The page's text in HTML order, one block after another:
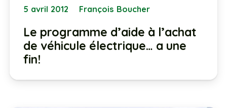
5 avril 2012 François Boucher
Le programme d’aide à l’achat
de véhicule électrique… a une
fin!